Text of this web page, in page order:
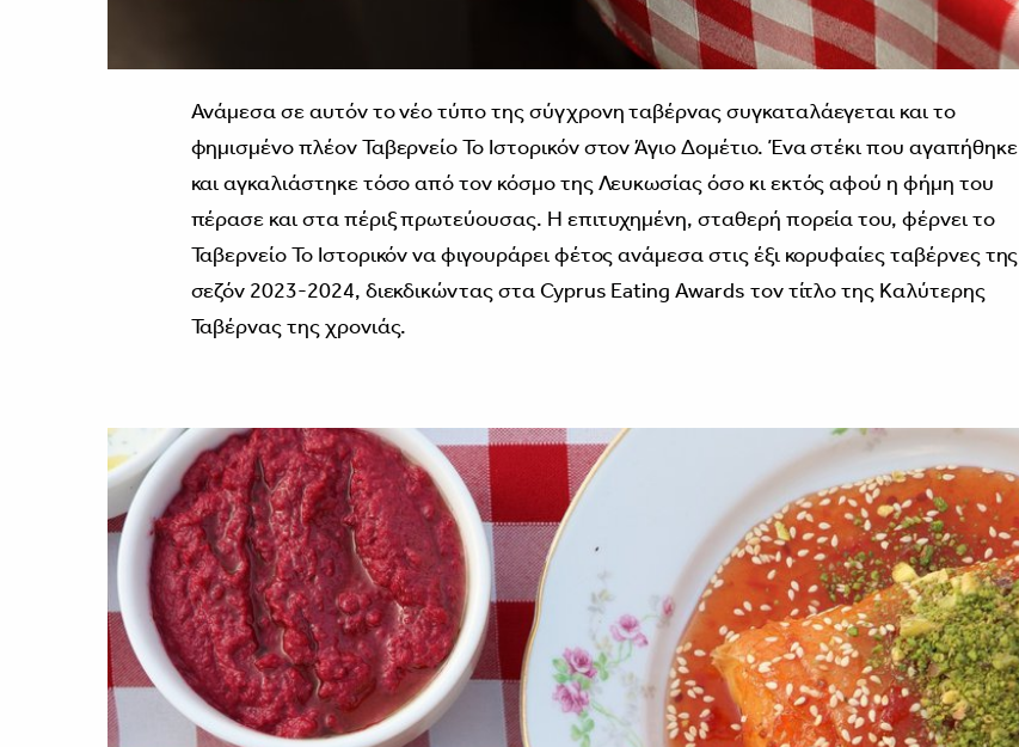
Ανάμεσα σε αυτόν το νέο τύπο της σύγχρονη ταβέρνας συγκαταλάεγεται και το
φημισμένο πλέον Ταβερνείο Το Ιστορικόν στον Άγιο Δομέτιο. Ένα στέκι που αγαπήθηκε
και αγκαλιάστηκε τόσο από τον κόσμο της Λευκωσίας όσο κι εκτός αφού η φήμη του
πέρασε και στα πέριξ πρωτεύουσας. Η επιτυχημένη, σταθερή πορεία του, φέρνει το
Ταβερνείο Το Ιστορικόν να φιγουράρει φέτος ανάμεσα στις έξι κορυφαίες ταβέρνες της
σεζόν 2023-2024, διεκδικώντας στα Cyprus Eating Awards τον τίτλο της Καλύτερης
Ταβέρνας της χρονιάς.